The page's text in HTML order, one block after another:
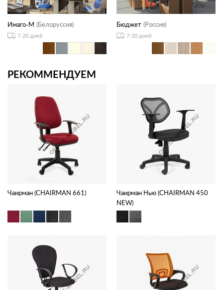
Имаго-М (Белоруссия)
7-20 дней
Бюджет (Россия)
7-20 дней
РЕКОММЕНДУЕМ
Чаирман (CHAIRMAN 661)
Чаирман Нью (CHAIRMAN 450
NEW)